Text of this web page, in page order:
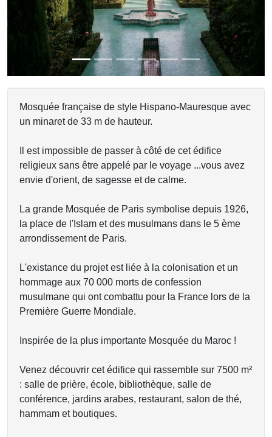
Mosquée française de style Hispano-Mauresque avec
un minaret de 33 m de hauteur.
Il est impossible de passer à côté de cet édifice
religieux sans être appelé par le voyage ...vous avez
envie d'orient, de sagesse et de calme.
La grande Mosquée de Paris symbolise depuis 1926,
la place de l'Islam et des musulmans dans le 5 ème
arrondissement de Paris.
L'existance du projet est liée à la colonisation et un
hommage aux 70 000 morts de confession
musulmane qui ont combattu pour la France lors de la
Première Guerre Mondiale.
Inspirée de la plus importante Mosquée du Maroc !
Venez découvrir cet édifice qui rassemble sur 7500 m²
: salle de prière, école, bibliothèque, salle de
conférence, jardins arabes, restaurant, salon de thé,
hammam et boutiques.